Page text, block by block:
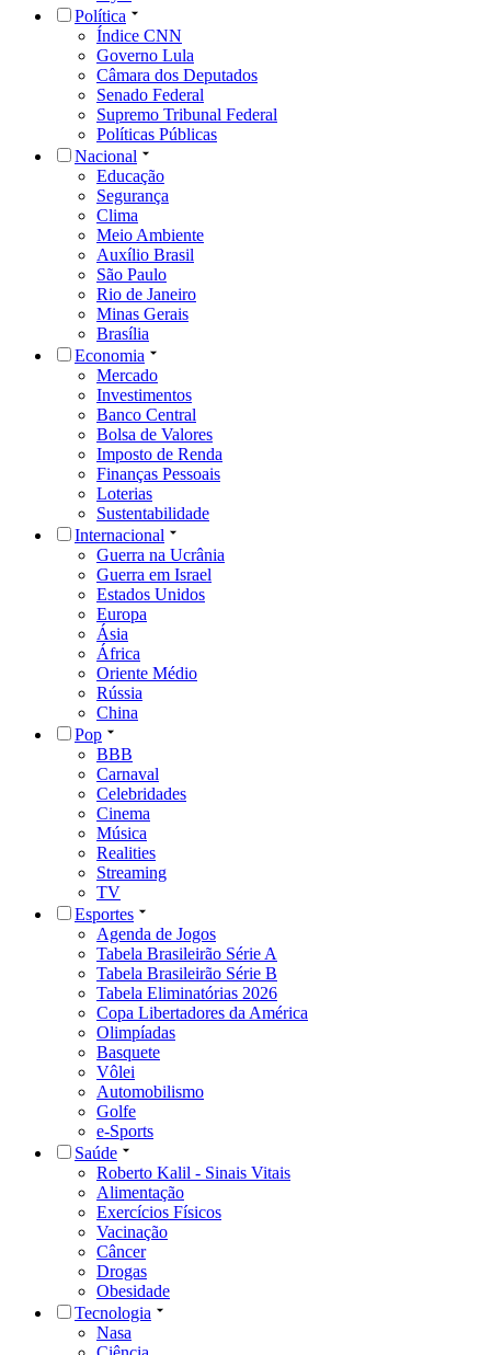
Política
Índice CNN
Governo Lula
Câmara dos Deputados
Senado Federal
Supremo Tribunal Federal
Políticas Públicas
Nacional
Educação
Segurança
Clima
Meio Ambiente
Auxílio Brasil
São Paulo
Rio de Janeiro
Minas Gerais
Brasília
Economia
Mercado
Investimentos
Banco Central
Bolsa de Valores
Imposto de Renda
Finanças Pessoais
Loterias
Sustentabilidade
Internacional
Guerra na Ucrânia
Guerra em Israel
Estados Unidos
Europa
Ásia
África
Oriente Médio
Rússia
China
Pop
BBB
Carnaval
Celebridades
Cinema
Música
Realities
Streaming
TV
Esportes
Agenda de Jogos
Tabela Brasileirão Série A
Tabela Brasileirão Série B
Tabela Eliminatórias 2026
Copa Libertadores da América
Olimpíadas
Basquete
Vôlei
Automobilismo
Golfe
e-Sports
Saúde
Roberto Kalil - Sinais Vitais
Alimentação
Exercícios Físicos
Vacinação
Câncer
Drogas
Obesidade
Tecnologia
Nasa